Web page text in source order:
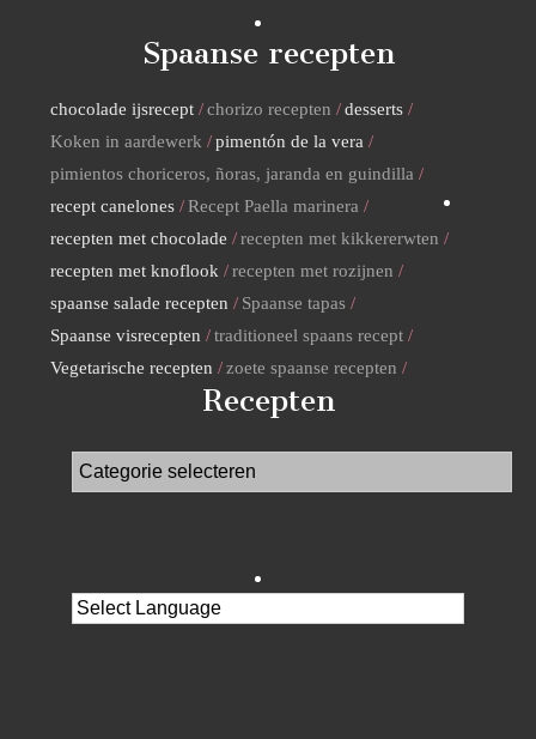
Spaanse recepten
chocolade ijsrecept chorizo recepten
desserts
Koken in aardewerk
pimentón de la vera
pimientos choriceros, ñoras, jaranda en guindilla
recept canelones
Recept Paella marinera
recepten met chocolade
recepten met kikkererwten
recepten met knoflook
recepten met rozijnen
spaanse salade recepten
Spaanse tapas
Spaanse visrecepten
traditioneel spaans recept
Vegetarische recepten
zoete spaanse recepten
Recepten